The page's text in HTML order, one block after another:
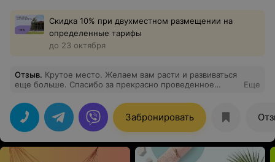
Скидка 10% при двухместном размещении на
определенные тарифы
до 23 октября
Отзыв. Крутое место. Желаем вам расти и развиваться
еще больше. Спасибо за прекрасно проведенное
Еще
Забронировать